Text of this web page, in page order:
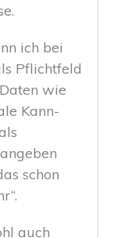
ich bei
Pflichtfeld
wie
Kann-
schon
auch